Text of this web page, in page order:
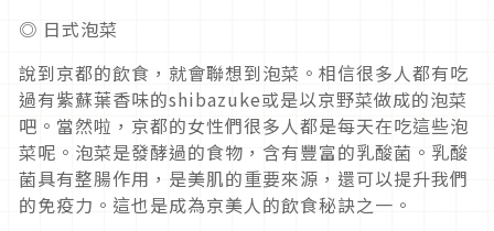
◎ 日式泡菜
說到京都的飲食，就會聯想到泡菜。相信很多人都有吃
過有紫蘇葉香味的shibazuke或是以京野菜做成的泡菜
吧。當然啦，京都的女性們很多人都是每天在吃這些泡
菜呢。泡菜是發酵過的食物，含有豐富的乳酸菌。乳酸
菌具有整腸作用，是美肌的重要來源，還可以提升我們
的免疫力。這也是成為京美人的飲食秘訣之一。